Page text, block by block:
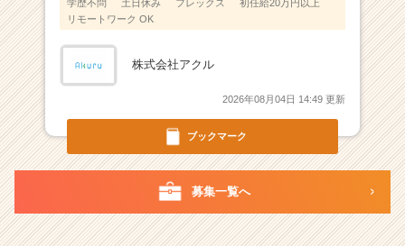
テ
ィ
a
ー
ブックマーク
学歴不問 土日休み フレックス
初任給20万円以上
リモートワーク OK
株式会社アクル
2026年08月04日 14:49 更新
募集一覧へ